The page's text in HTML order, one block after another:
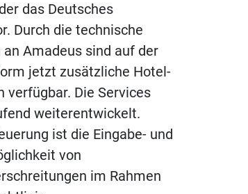
das Deutsches
Durch die technische
an Amadeus sind auf der
jetzt zusätzliche Hotel-
verfügbar. Die Services
weiterentwickelt.
ist die Eingabe- und
von
im Rahmen